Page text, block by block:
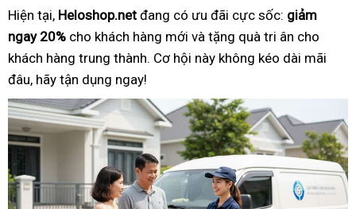
Hiện tại, Heloshop.net đang có ưu đãi cực sốc: giảm
ngay 20% cho khách hàng mới và tặng quà tri ân cho
khách hàng trung thành. Cơ hội này không kéo dài mãi
đâu, hãy tận dụng ngay!